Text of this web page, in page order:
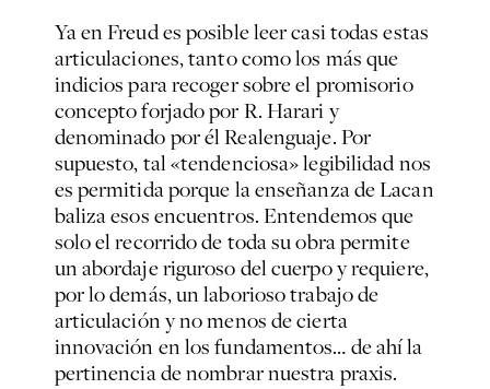
Ya en Freud es posible leer casi todas estas
articulaciones, tanto como los más que
indicios para recoger sobre el promisorio
concepto forjado por R. Harari y
denominado por élRealenguaje. Por
supuesto, tal «tendenciosa» legibilidad nos
es permitida porque la enseñanza de Lacan
baliza esos encuentros. Entendemos que
solo el recorrido de toda su obra permite
un abordaje riguroso del cuerpo y requiere,
por lo demás, un laborioso trabajo de
articulación y no menos de cierta
innovación en los fundamentos… de ahí la
pertinencia de nombrar nuestra praxis.